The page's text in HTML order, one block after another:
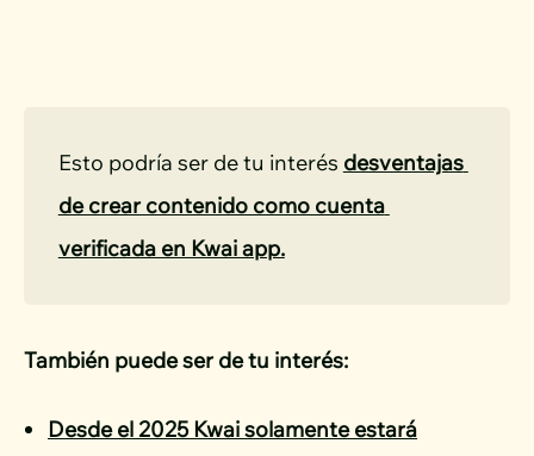
Esto podría ser de tu interés desventajas
de crear contenido como cuenta
verificada en Kwai app.
También puede ser de tu interés:
Desde el 2025 Kwai solamente estará